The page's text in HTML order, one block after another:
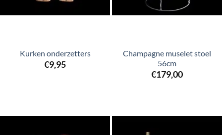
Kurken onderzetters
€9,95
Champagne muselet stoel
56cm
€179,00